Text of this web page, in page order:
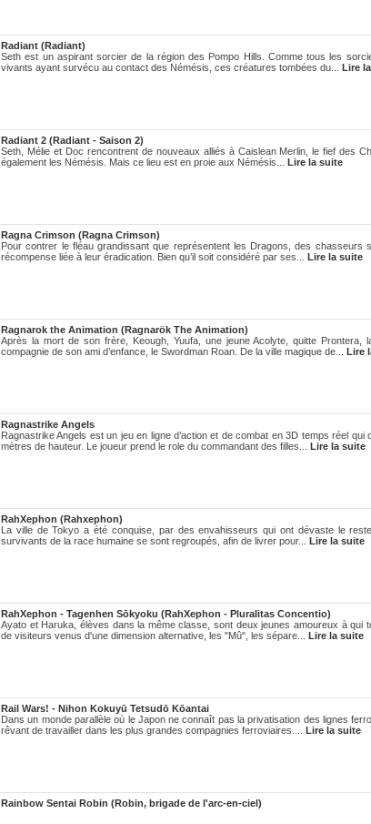
Radiant (Radiant)
Seth est un aspirant sorcier de la région des Pompo Hills. Comme tous les
vivants ayant survécu au contact des Némésis, ces créatures tombées du... Lire
Radiant 2 (Radiant - Saison 2)
Seth, Mélie et Doc rencontrent de nouveaux alliés à Caislean Merlin, le fief des
également les Némésis. Mais ce lieu est en proie aux Némésis... Lire la suite
Ragna Crimson (Ragna Crimson)
Pour contrer le fléau grandissant que représentent les Dragons, des chasseurs
récompense liée à leur éradication. Bien qu’il soit considéré par ses... Lire la suite
Ragnarok the Animation (Ragnarök The Animation)
Après la mort de son frère, Keough, Yuufa, une jeune Acolyte, quitte Prontera,
compagnie de son ami d’enfance, le Swordman Roan. De la ville magique de... Lire
Ragnastrike Angels
Ragnastrike Angels est un jeu en ligne d’action et de combat en 3D temps réel
mètres de hauteur. Le joueur prend le role du commandant des filles... Lire la suite
RahXephon (Rahxephon)
La ville de Tokyo a été conquise, par des envahisseurs qui ont dévaste le
survivants de la race humaine se sont regroupés, afin de livrer pour... Lire la suite
RahXephon - Tagenhen Sōkyoku (RahXephon - Pluralitas Concentio)
Ayato et Haruka, élèves dans la même classe, sont deux jeunes amoureux à qui
de visiteurs venus d'une dimension alternative, les "Mû", les sépare... Lire la suite
Rail Wars! - Nihon Kokuyū Tetsudō Kōantai
Dans un monde parallèle où le Japon ne connaît pas la privatisation des lignes
rêvant de travailler dans les plus grandes compagnies ferroviaires.... Lire la suite
Rainbow Sentai Robin (Robin, brigade de l'arc-en-ciel)